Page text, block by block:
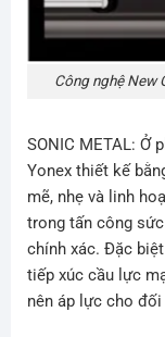
Công nghệ New
SONIC METAL: Ở
Yonex thiết kế
mẽ, nhẹ và linh
trong tấn công
chính xác. Đặc
tiếp xúc cầu lực
nên áp lực cho đối